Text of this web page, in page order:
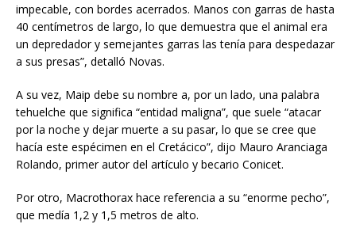
impecable, con bordes acerrados. Manos con garras de hasta
40 centímetros de largo, lo que demuestra que el animal era
un depredador y semejantes garras las tenía para despedazar
a sus presas”, detalló Novas.
A su vez, Maip debe su nombre a, por un lado, una palabra
tehuelche que significa “entidad maligna”, que suele “atacar
por la noche y dejar muerte a su pasar, lo que se cree que
hacía este espécimen en el Cretácico”, dijo Mauro Aranciaga
Rolando, primer autor del artículo y becario Conicet.
Por otro, Macrothorax hace referencia a su “enorme pecho”,
que medía 1,2 y 1,5 metros de alto.